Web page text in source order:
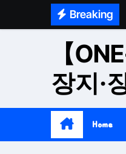
Breaking
【
장지·
Home